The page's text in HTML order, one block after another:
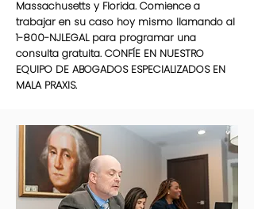
Massachusetts y Florida. Comience a
trabajar en su caso hoy mismo llamando al
1-800-NJLEGAL para programar una
consulta gratuita. CONFÍE EN NUESTRO
EQUIPO DE ABOGADOS ESPECIALIZADOS EN
MALA PRAXIS.